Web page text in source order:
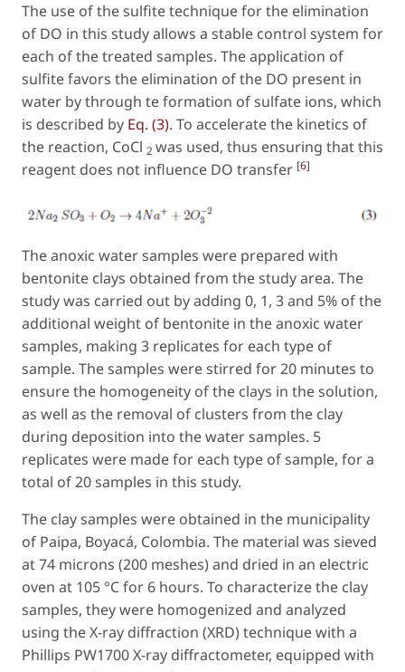
The use of the sulfite technique for the elimination
of DO in this study allows a stable control system for
each of the treated samples. The application of
sulfite favors the elimination of the DO present in
water by through te formation of sulfate ions, which
is described by Eq. (3). To accelerate the kinetics of
the reaction, CoCl 2was used, thus ensuring that this
reagent does not influence DO transfer [6]
The anoxic water samples were prepared with
bentonite clays obtained from the study area. The
study was carried out by adding 0, 1, 3 and 5% of the
additional weight of bentonite in the anoxic water
samples, making 3 replicates for each type of
sample. The samples were stirred for 20 minutes to
ensure the homogeneity of the clays in the solution,
as well as the removal of clusters from the clay
during deposition into the water samples. 5
replicates were made for each type of sample, for a
total of 20 samples in this study.
The clay samples were obtained in the municipality
of Paipa, Boyacá, Colombia. The material was sieved
at 74 microns (200 meshes) and dried in an electric
oven at 105 °C for 6 hours. To characterize the clay
samples, they were homogenized and analyzed
using the X-ray diffraction (XRD) technique with a
Phillips PW1700 X-ray diffractometer, equipped with